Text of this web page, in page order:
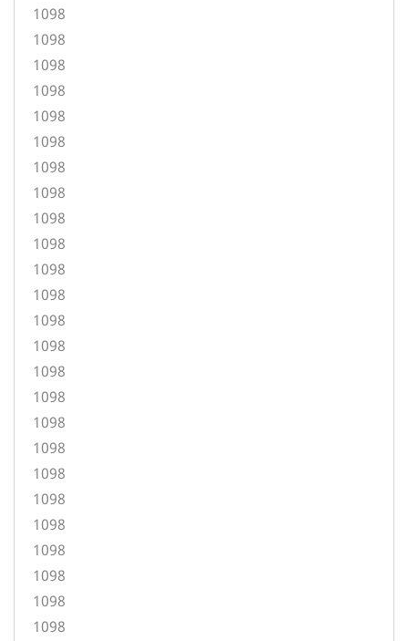
1098
1098
1098
1098
1098
1098
1098
1098
1098
1098
1098
1098
1098
1098
1098
1098
1098
1098
1098
1098
1098
1098
1098
1098
1098